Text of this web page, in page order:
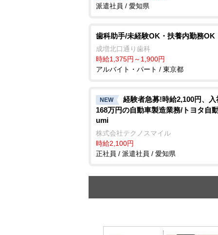
派遣社員 / 愛知県
歯科助手/未経験OK・扶養内勤務OK
成増北口通り歯科
時給1,375円～1,900円
アルバイト・パート / 東京都
NEW
経験者急募!時給2,100円、入
168万円の自動車製造業務/トヨタ自
umi
株式会社テクノスマイル
時給2,100円
正社員 / 派遣社員 / 愛知県